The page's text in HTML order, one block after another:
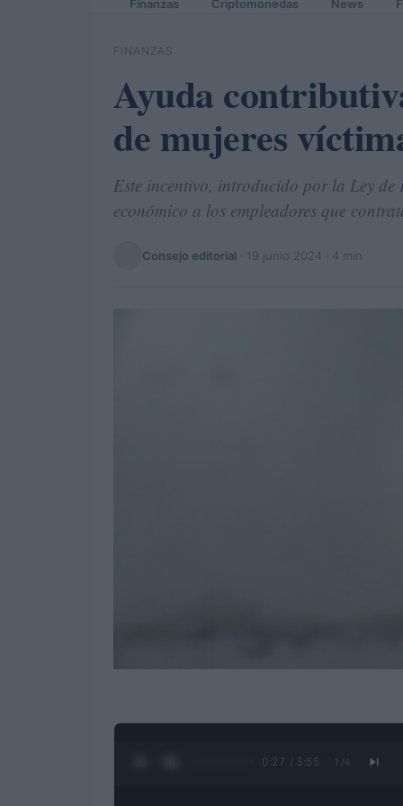
Finanzas Criptomonedas News
FINANZAS
Ayuda
de mujeres
Este incentivo, introducido por la Ley de
económico a los empleadores que
Consejo editorial 19 junio 2024 · 4 min
0:28 / 3:55 1 /4